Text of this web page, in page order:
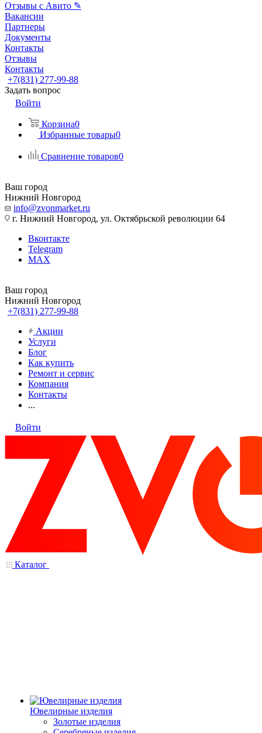
Отзывы с Авито ✎
Вакансии
Партнеры
Документы
Контакты
Отзывы
Контакты
+7(831) 277-99-88
Задать вопрос
Войти
Корзина0
Избранные товары0
Сравнение товаров0
Ваш город
Нижний Новгород
info@zvonmarket.ru
г. Нижний Новгород, ул. Октябрьской революции 64
Вконтакте
Telegram
MAX
Ваш город
Нижний Новгород
+7(831) 277-99-88
Акции
Услуги
Блог
Как купить
Ремонт и сервис
Компания
Контакты
...
Войти
Каталог
Ювелирные изделия
Золотые изделия